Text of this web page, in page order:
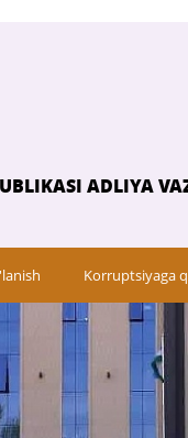
ADLIYA
Korruptsiyaga